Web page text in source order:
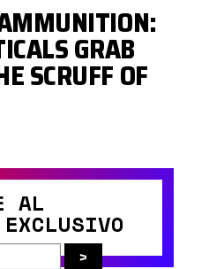
AL
>
GRAB
SCRUFF OF